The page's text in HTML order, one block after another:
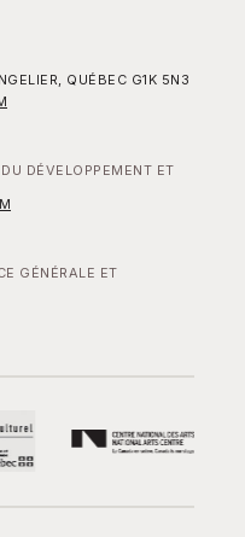
QUÉBEC G1K 5N3
DÉVELOPPEMENT ET
GÉNÉRALE ET